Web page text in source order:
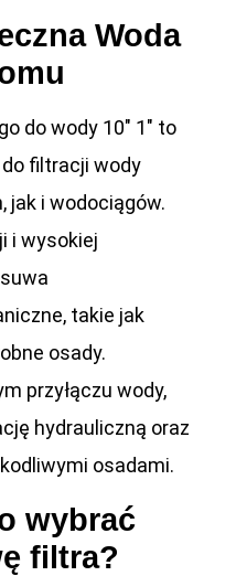
Woda
do wody 10″ 1″ to
filtracji wody
jak i wodociągów.
i wysokiej
takie jak
osady.
przyłączu wody,
hydrauliczną oraz
osadami.
wybrać
filtra?